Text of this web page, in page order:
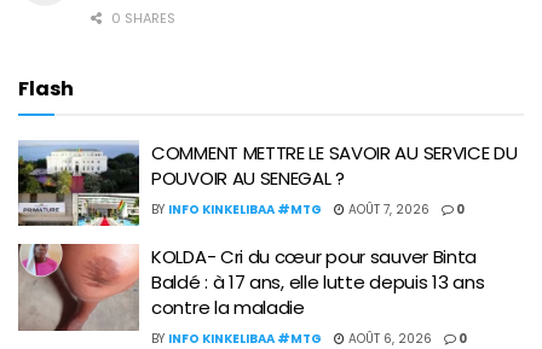
0 SHARES
Flash
COMMENT METTRE LE SAVOIR AU SERVICE DU
POUVOIR AU SENEGAL ?
BY INFO KINKELIBAA #MTG AOÛT 7, 2026 0
KOLDA- Cri du cœur pour sauver Binta
Baldé : à 17 ans, elle lutte depuis 13 ans
contre la maladie
BY INFO KINKELIBAA #MTG AOÛT 6, 2026 0